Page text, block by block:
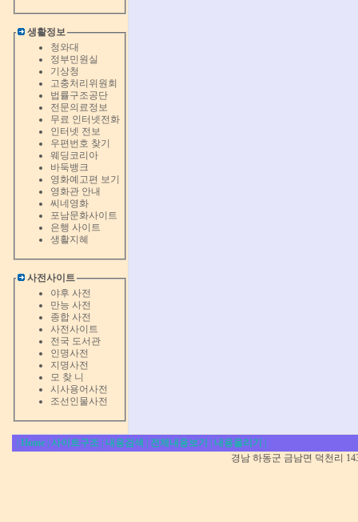
생활정보
청와대
정부민원실
기상청
고충처리위원회
법률구조공단
전문의료정보
무료 인터넷전화
인터넷 전보
우편번호 찾기
웨딩코리아
바둑뱅크
영화예고편 보기
영화관 안내
씨네영화
포남문화사이트
은행 사이트
생활지혜
사전사이트
야후 사전
만능 사전
종합 사전
사전사이트
전국 도서관
인명사전
지명사전
모 찾 니
시사용어사전
조선인물사전
Home 사이트구조 내용검색 전체내용보기 내용올리기
경남 하동군 금남면 덕천리